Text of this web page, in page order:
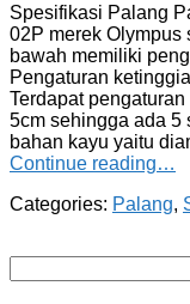
Spesifikasi Palang
02P merek Olympus
bawah memiliki
Pengaturan
Terdapat
5cm sehingga ada 5
bahan kayu yaitu
Continue reading…
Categories: Palang,
untuk: